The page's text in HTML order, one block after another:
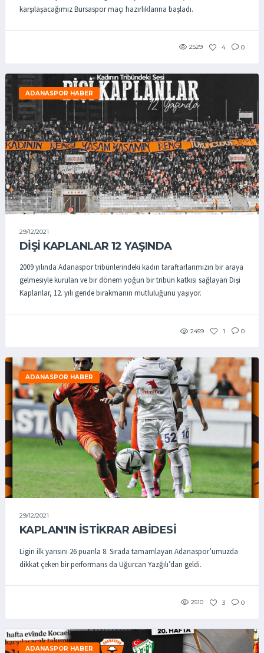
karşılaşacağımız Bursaspor maçı hazırlıklarına başladı.
2529 4 0
ADANASPOR HABER
29/12/2021
DİŞİ KAPLANLAR 12 YAŞINDA
2009 yılında Adanaspor tribünlerindeki kadın taraftarlarımızın bir araya
gelmesiyle kurulan ve bir dönem yoğun bir tribün katkısı sağlayan Dişi
Kaplanlar, 12. yılı geride bırakmanın mutluluğunu yaşıyor.
2459 1 0
ADANASPOR HABER
29/12/2021
KAPLAN'IN İSTİKRAR ABİDESİ
Ligin ilk yarısını 26 puanla 8. Sırada tamamlayan Adanaspor’umuzda
dikkat çeken bir performans da Uğurcan Yazğılı’dan geldi.
2510 3 0
ADANASPOR HABER